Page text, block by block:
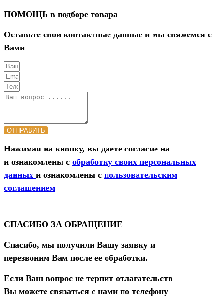
ПОМОЩЬ в подборе товара
Оставьте свои контактные данные и мы свяжемся с
Вами
ОТПРАВИТЬ
Нажимая на кнопку, вы даете согласие на
и ознакомлены с обработку своих персональных
данных и ознакомлены с пользовательским
соглашением
СПАСИБО ЗА ОБРАЩЕНИЕ
Спасибо, мы получили Вашу заявку и
перезвоним Вам после ее обработки.
Если Ваш вопрос не терпит отлагательств
Вы можете связаться с нами по телефону